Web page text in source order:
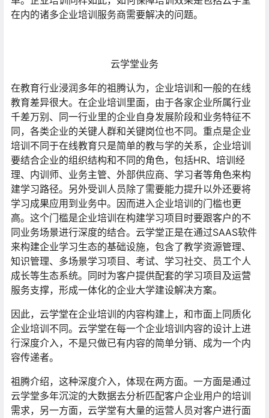
在内的诸多企业培训服务商需要解决的问题。
云学堂业务
在教育行业浸润多年的祖腾认为，企业培训和一般的在线
教育差异很大。在企业培训里面，由于各家企业所属行业
千差万别、同一行业里的企业自身发展阶段和业务特征不
同，各类企业的关键人群和关键岗位也不同。重点是企业
培训不同于在线教育只是简单的教与学的关系，企业培训
要结合企业的组织结构和不同的角色，包括HR、培训经
理、内训师、业务主管、外部供应商、学习者等角色来构
建学习路径。另外受训人员除了需要能力提升以外还要将
学习成果应用到业务中。因而进入企业培训的门槛也更
高。这个门槛是企业培训在构建学习项目时要跟客户的不
同业务场景进行深度的结合。云学堂正是在通过SAAS软件
来构建企业学习生态的基础设施，包含了教学资源管理、
知识管理、多场景学习项目、考试、学习社交、员工个人
成长等生态系统。同时为客户提供配套的学习项目及运营
服务支撑，形成一体化的企业大学建设解决方案。
因此，云学堂在企业培训的内容构建上，和市面上同质化
企业培训不同。云学堂在每一个企业培训内容的设计上进
行深度介入，不是只做已有内容的简单分销、成为一个内
容传递者。
祖腾介绍，这种深度介入，体现在两方面。一方面是通过
云学堂多年沉淀的大数据去分析匹配客户企业用户的培训
需求，另一方面，云学堂有大量的运营人员对客户进行面